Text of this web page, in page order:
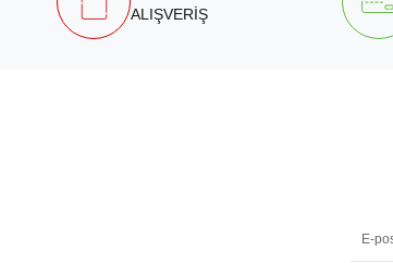
ALIŞVERİŞ